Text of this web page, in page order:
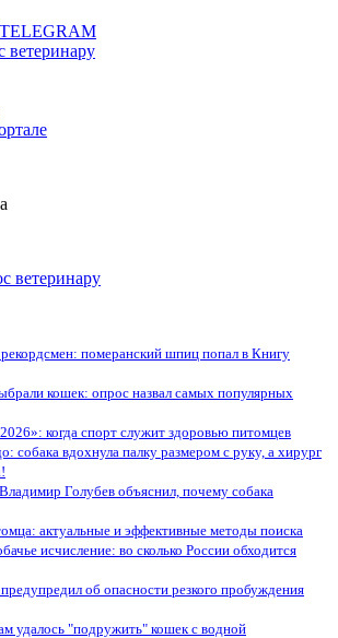
ветеринару
ветеринару
померанский шпиц попал в Книгу
кошек: опрос назвал самых популярных
когда спорт служит здоровью питомцев
собака вдохнула палку размером с руку, а хирург
Голубев объяснил, почему собака
актуальные и эффективные методы поиска
исчисление: во сколько России обходится
об опасности резкого пробуждения
удалось "подружить" кошек с водной